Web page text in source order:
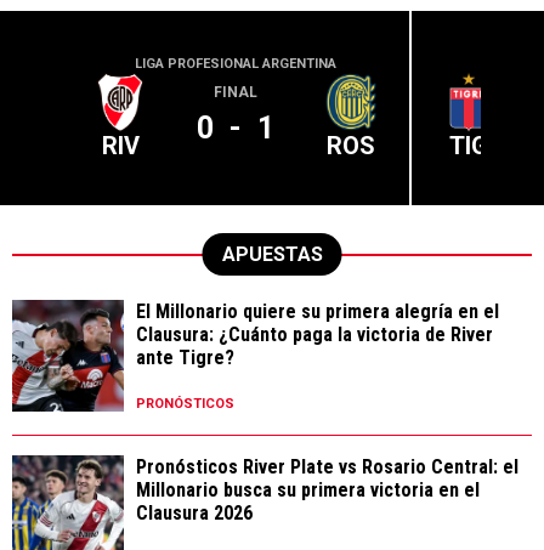
LIGA PROFESIONAL ARGENTINA
RIV
FINAL
0 - 1 ROS TIG
APUESTAS
El Millonario quiere su primera alegría en el
Clausura: ¿Cuánto paga la victoria de River
ante Tigre?
PRONÓSTICOS
Pronósticos River Plate vs Rosario Central: el
Millonario busca su primera victoria en el
Clausura 2026